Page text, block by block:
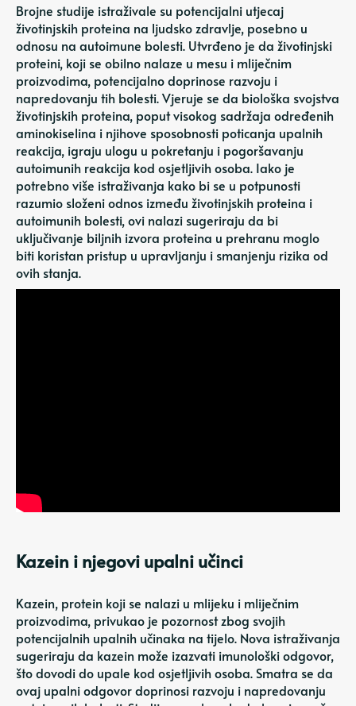
Brojne studije istraživale su potencijalni utjecaj
životinjskih proteina na ljudsko zdravlje, posebno u
odnosu na autoimune bolesti. Utvrđeno je da životinjski
proteini, koji se obilno nalaze u mesu i mliječnim
proizvodima, potencijalno doprinose razvoju i
napredovanju tih bolesti. Vjeruje se da biološka svojstva
životinjskih proteina, poput visokog sadržaja određenih
aminokiselina i njihove sposobnosti poticanja upalnih
reakcija, igraju ulogu u pokretanju i pogoršavanju
autoimunih reakcija kod osjetljivih osoba. Iako je
potrebno više istraživanja kako bi se u potpunosti
razumio složeni odnos između životinjskih proteina i
autoimunih bolesti, ovi nalazi sugeriraju da bi
uključivanje biljnih izvora proteina u prehranu moglo
biti koristan pristup u upravljanju i smanjenju rizika od
ovih stanja.
Kazein i njegovi upalni učinci
Kazein, protein koji se nalazi u mlijeku i mliječnim
proizvodima, privukao je pozornost zbog svojih
potencijalnih upalnih učinaka na tijelo. Nova istraživanja
sugeriraju da kazein može izazvati imunološki odgovor,
što dovodi do upale kod osjetljivih osoba. Smatra se da
ovaj upalni odgovor doprinosi razvoju i napredovanju